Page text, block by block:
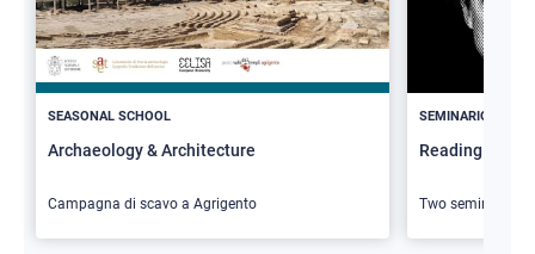
SEASONAL SCHOOL
Archaeology & Architecture
Campagna di scavo a Agrigento
SEMINARIO
Reading
Two seminars